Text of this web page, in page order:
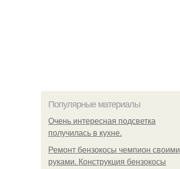
Популярные материалы
Очень интересная подсветка
получилась в кухне.
Ремонт бензокосы чемпион своими
руками. Конструкция бензокосы